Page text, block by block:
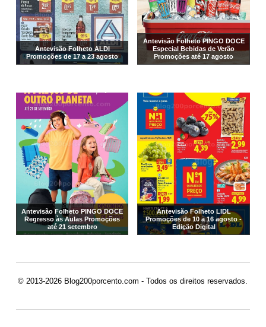
Antevisão Folheto ALDI
Promoções de 17 a 23 agosto
Antevisão Folheto PINGO DOCE
Especial Bebidas de Verão
Promoções até 17 agosto
Antevisão Folheto PINGO DOCE
Regresso às Aulas Promoções
até 21 setembro
Antevisão Folheto LIDL
Promoções de 10 a 16 agosto -
Edição Digital
© 2013-2026 Blog200porcento.com - Todos os direitos reservados.